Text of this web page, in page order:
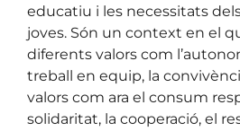
educatiu i les necessitats
joves. Són un context en el
diferents valors com
treball en equip, la
valors com ara el consum
solidaritat, la cooperació, el